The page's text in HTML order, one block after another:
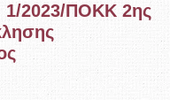
1/2023/ΠΟΚΚ 2ης